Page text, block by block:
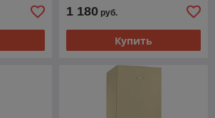
1 180 руб.
Купить